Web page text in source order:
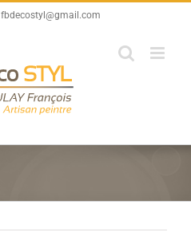
fbdecostyl@gmail.com